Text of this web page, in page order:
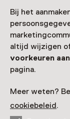
Bij het
altijd wijzigen
voorkeuren
pagina.
Meer weten?
cookiebeleid.
Zien &